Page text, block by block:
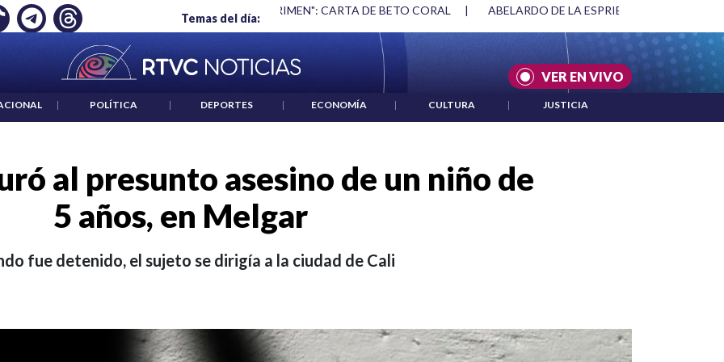
Temas del día:
UN CRIMEN": CARTA DE BETO CORAL ABELARDO DE LA ESPRIELLA Y DMG | ACUERDOS ENTRE ESTADOS UNIDOS E
VER EN VIVO
| POLÍTICA | DEPORTES | ECONOMÍA | CULTURA | JUSTICIA
al presunto asesino de un niño de
5 años, en Melgar
fue detenido, el sujeto se dirigía a la ciudad de Cali